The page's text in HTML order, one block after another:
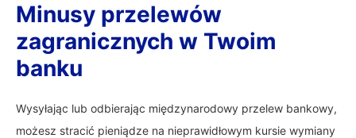
Minusy przelewów
zagranicznych w Twoim
banku
Wysyłając lub odbierając międzynarodowy przelew bankowy,
możesz stracić pieniądze na nieprawidłowym kursie wymiany